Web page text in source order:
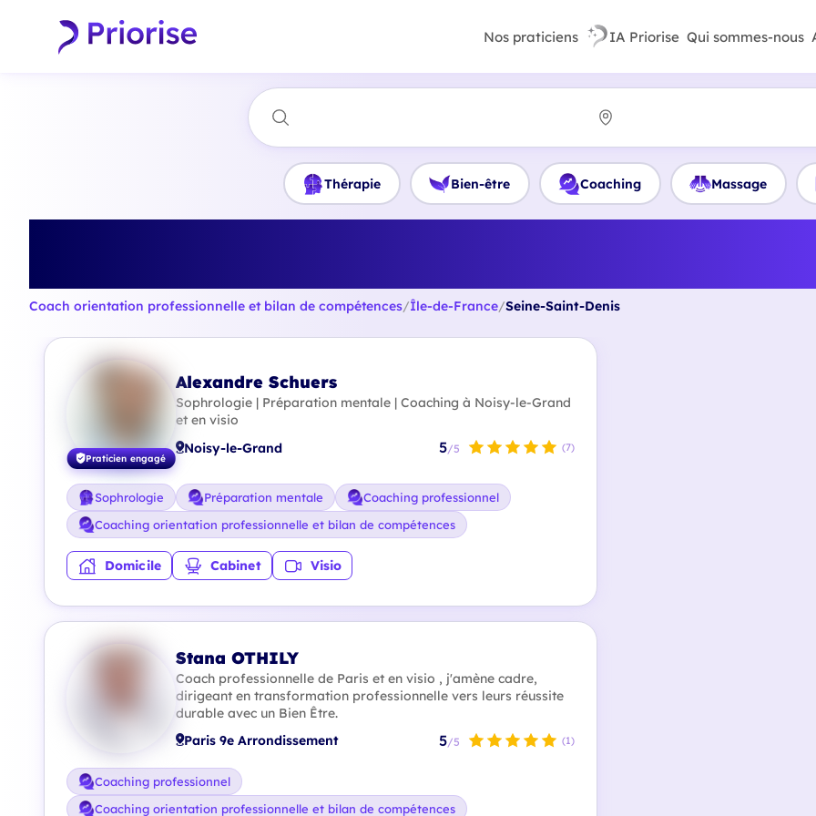
Nos praticiens IA Priorise Qui sommes-nous
Thérapie Bien-être Coaching Massage
Coach orientation professionnelle et bilan de compétences/Île-de-France/Seine-Saint-Denis
Praticien engagé
Alexandre Schuers
Sophrologie | Préparation mentale | Coaching à Noisy-le-Grand
et en visio
Noisy-le-Grand 5/5 (7)
Sophrologie Préparation mentale
Coaching professionnel
Coaching orientation professionnelle et bilan de compétences
Domicile Cabinet Visio
Stana OTHILY
Coach professionnelle de Paris et en visio , j'amène cadre,
dirigeant en transformation professionnelle vers leurs réussite
durable avec un Bien Être.
Paris 9e Arrondissement 5/5 (1)
Coaching professionnel
Coaching orientation professionnelle et bilan de compétences